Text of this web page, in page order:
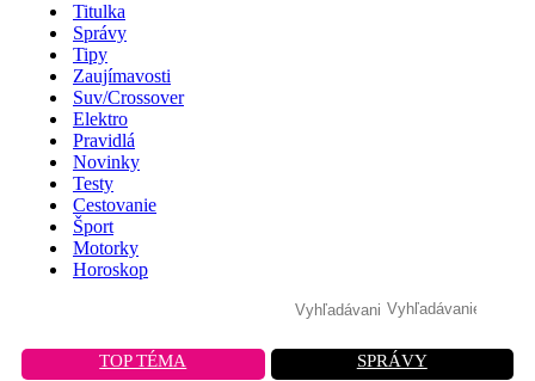
Titulka
Správy
Tipy
Zaujímavosti
Suv/Crossover
Elektro
Pravidlá
Novinky
Testy
Cestovanie
Šport
Motorky
Horoskop
TOP TÉMA
SPRÁVY